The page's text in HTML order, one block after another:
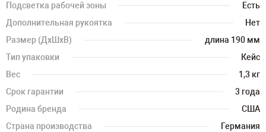
Подсветка рабочей зоны
Есть
Дополнительная рукоятка
Нет
Размер (ДхШхВ)
длина 190 мм
Тип упаковки
Кейс
Вес
1,3 кг
Срок гарантии
3 года
Родина бренда
США
Страна производства
Германия